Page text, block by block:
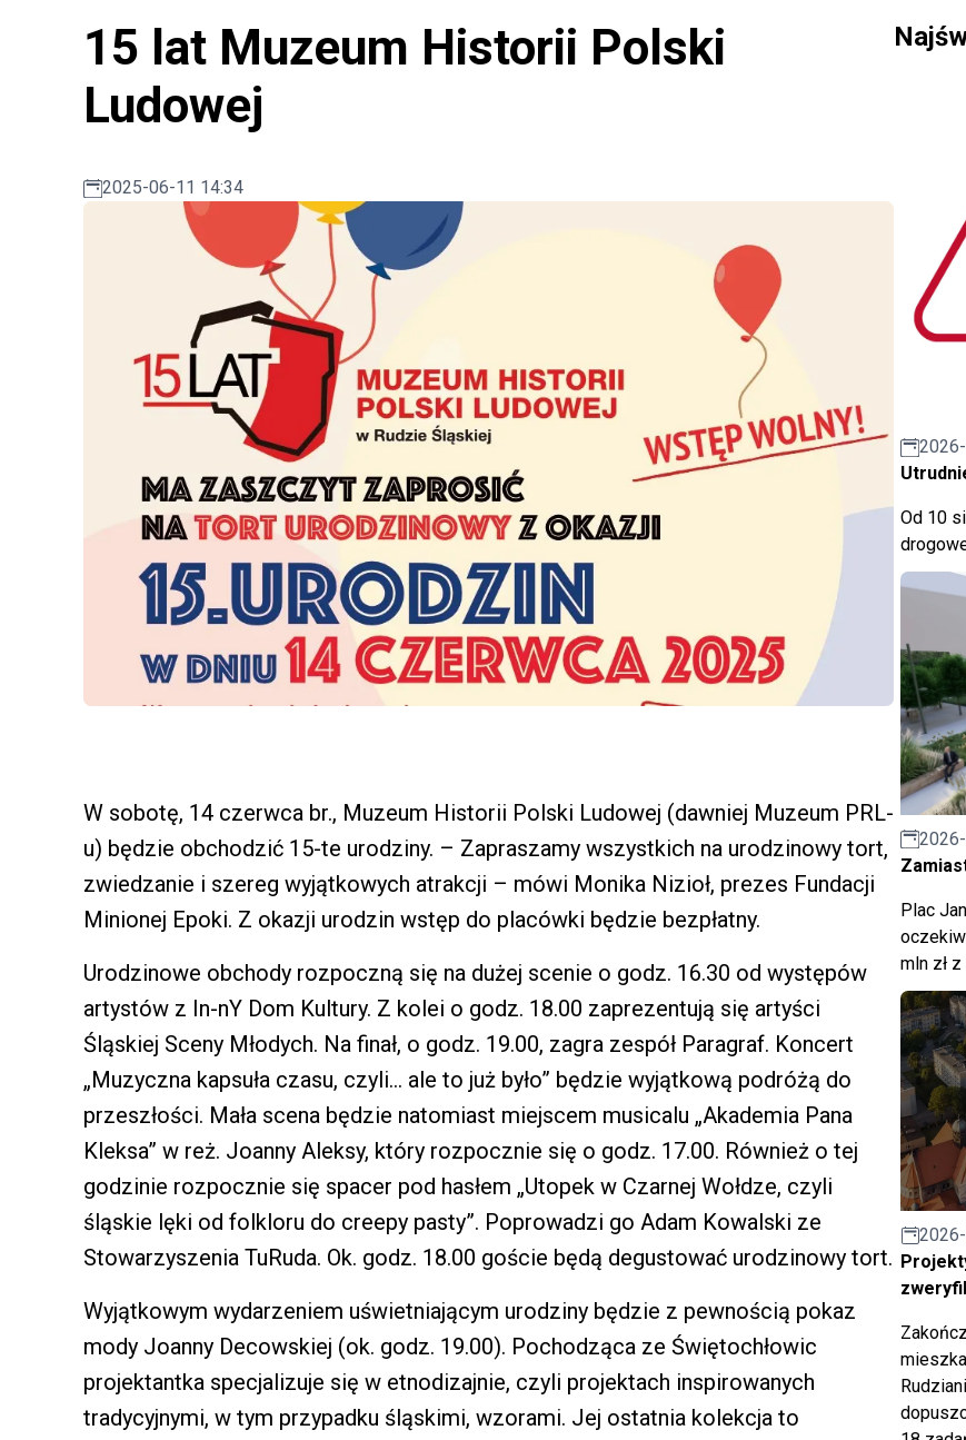
15 lat Muzeum Historii Polski
Ludowej
2025-06-11 14:34
W sobotę, 14 czerwca br., Muzeum Historii Polski Ludowej (dawniej Muzeum PRL-
u) będzie obchodzić 15-te urodziny. – Zapraszamy wszystkich na urodzinowy tort,
zwiedzanie i szereg wyjątkowych atrakcji – mówi Monika Nizioł, prezes Fundacji
Minionej Epoki. Z okazji urodzin wstęp do placówki będzie bezpłatny.
Urodzinowe obchody rozpoczną się na dużej scenie o godz. 16.30 od występów
artystów z In-nY Dom Kultury. Z kolei o godz. 18.00 zaprezentują się artyści
Śląskiej Sceny Młodych. Na finał, o godz. 19.00, zagra zespół Paragraf. Koncert
„Muzyczna kapsuła czasu, czyli… ale to już było” będzie wyjątkową podróżą do
przeszłości. Mała scena będzie natomiast miejscem musicalu „Akademia Pana
Kleksa” w reż. Joanny Aleksy, który rozpocznie się o godz. 17.00. Również o tej
godzinie rozpocznie się spacer pod hasłem „Utopek w Czarnej Wołdze, czyli
śląskie lęki od folkloru do creepy pasty”. Poprowadzi go Adam Kowalski ze
Stowarzyszenia TuRuda. Ok. godz. 18.00 goście będą degustować urodzinowy tort.
Wyjątkowym wydarzeniem uświetniającym urodziny będzie z pewnością pokaz
mody Joanny Decowskiej (ok. godz. 19.00). Pochodząca ze Świętochłowic
projektantka specjalizuje się w etnodizajnie, czyli projektach inspirowanych
tradycyjnymi, w tym przypadku śląskimi, wzorami. Jej ostatnia kolekcja to
Od 10
Plac
mln zł